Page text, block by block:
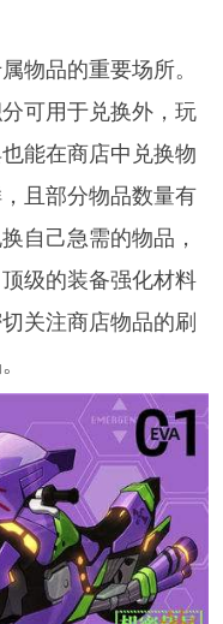
物品的重要场所。
可用于兑换外，玩
能在商店中兑换物
且部分物品数量有
自己急需的物品，
级的装备强化材料
关注商店物品的刷